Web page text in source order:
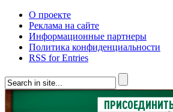
О проекте
Реклама на сайте
Информационные партнеры
Политика конфиденциальности
RSS for Entries